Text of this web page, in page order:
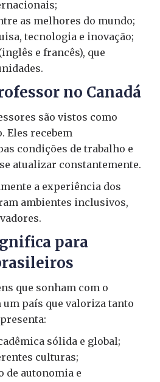
as melhores do mundo;
tecnologia e inovação;
e francês), que
no Canadá
são vistos como
Eles recebem
condições de trabalho e
atualizar constantemente.
a experiência dos
ambientes inclusivos,
para
que sonham com o
um país que valoriza tanto
sólida e global;
culturas;
de autonomia e